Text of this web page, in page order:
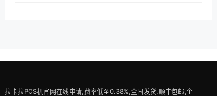
拉卡拉POS机官网在线申请,费率低至0.38%,全国发货,顺丰包邮,个